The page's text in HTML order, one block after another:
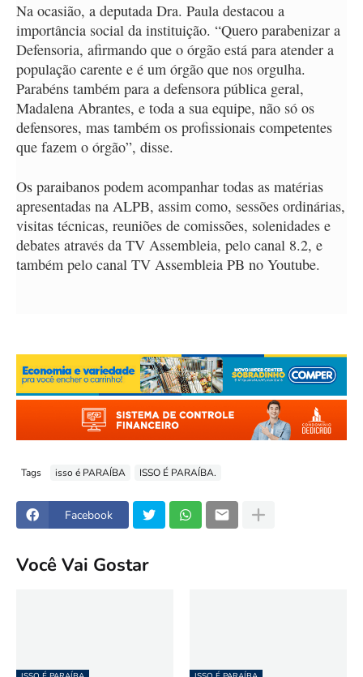
Na ocasião, a deputada Dra. Paula destacou a
importância social da instituição. “Quero parabenizar a
Defensoria, afirmando que o órgão está para atender a
população carente e é um órgão que nos orgulha.
Parabéns também para a defensora pública geral,
Madalena Abrantes, e toda a sua equipe, não só os
defensores, mas também os profissionais competentes
que fazem o órgão”, disse.
Os paraibanos podem acompanhar todas as matérias
apresentadas na ALPB, assim como, sessões ordinárias,
visitas técnicas, reuniões de comissões, solenidades e
debates através da TV Assembleia, pelo canal 8.2, e
também pelo canal TV Assembleia PB no Youtube.
Tags isso é PARAÍBA ISSO É PARAÍBA.
Facebook
Você Vai Gostar